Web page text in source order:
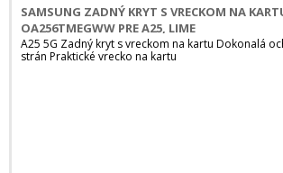
SAMSUNG ZADNÝ KRYT S VRECKOM NA
OA256TMEGWW PRE A25, LIME
A25 5G Zadný kryt s vreckom na kartu Dokonalá
strán Praktické vrecko na kartu